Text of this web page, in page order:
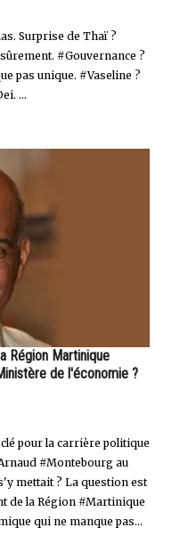
Surprise de Thaï ?
#Gouvernance ?
pas unique. #Vaseline ?
...
Région Martinique
de l'économie ?
pour la carrière politique
#Montebourg au
mettait ? La question est
de la Région #Martinique
qui ne manque pas...